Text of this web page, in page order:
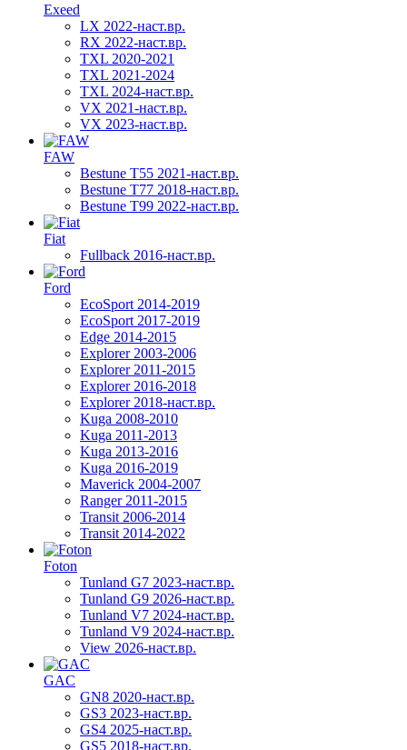
Exeed
LX 2022-наст.вр.
RX 2022-наст.вр.
TXL 2020-2021
TXL 2021-2024
TXL 2024-наст.вр.
VX 2021-наст.вр.
VX 2023-наст.вр.
FAW
Bestune T55 2021-наст.вр.
Bestune T77 2018-наст.вр.
Bestune T99 2022-наст.вр.
Fiat
Fullback 2016-наст.вр.
Ford
EcoSport 2014-2019
EcoSport 2017-2019
Edge 2014-2015
Explorer 2003-2006
Explorer 2011-2015
Explorer 2016-2018
Explorer 2018-наст.вр.
Kuga 2008-2010
Kuga 2011-2013
Kuga 2013-2016
Kuga 2016-2019
Maverick 2004-2007
Ranger 2011-2015
Transit 2006-2014
Transit 2014-2022
Foton
Tunland G7 2023-наст.вр.
Tunland G9 2026-наст.вр.
Tunland V7 2024-наст.вр.
Tunland V9 2024-наст.вр.
View 2026-наст.вр.
GAC
GN8 2020-наст.вр.
GS3 2023-наст.вр.
GS4 2025-наст.вр.
GS5 2018-наст.вр.